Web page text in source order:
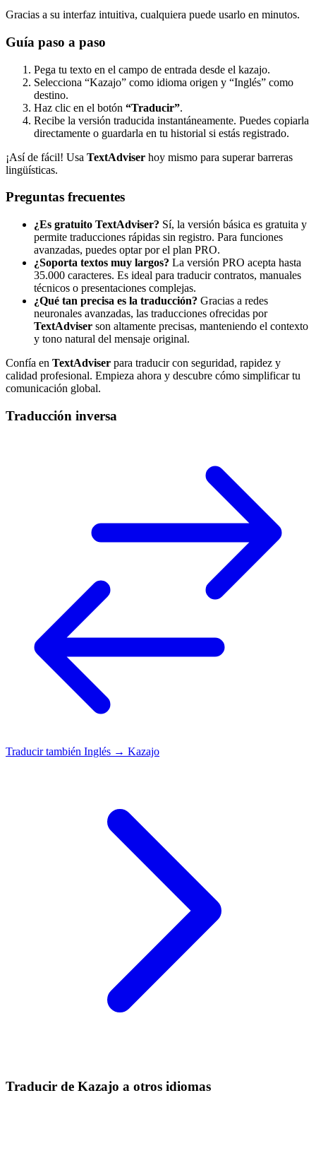
Gracias a su interfaz intuitiva, cualquiera puede usarlo en minutos.
Guía paso a paso
Pega tu texto en el campo de entrada desde el kazajo.
Selecciona “Kazajo” como idioma origen y “Inglés” como
destino.
Haz clic en el botón “Traducir”.
Recibe la versión traducida instantáneamente. Puedes copiarla
directamente o guardarla en tu historial si estás registrado.
¡Así de fácil! Usa TextAdviser hoy mismo para superar barreras
lingüísticas.
Preguntas frecuentes
¿Es gratuito TextAdviser? Sí, la versión básica es gratuita y
permite traducciones rápidas sin registro. Para funciones
avanzadas, puedes optar por el plan PRO.
¿Soporta textos muy largos? La versión PRO acepta hasta
35.000 caracteres. Es ideal para traducir contratos, manuales
técnicos o presentaciones complejas.
¿Qué tan precisa es la traducción? Gracias a redes
neuronales avanzadas, las traducciones ofrecidas por
TextAdviser son altamente precisas, manteniendo el contexto
y tono natural del mensaje original.
Confía en TextAdviser para traducir con seguridad, rapidez y
calidad profesional. Empieza ahora y descubre cómo simplificar tu
comunicación global.
Traducción inversa
Traducir también Inglés → Kazajo
Traducir de Kazajo a otros idiomas